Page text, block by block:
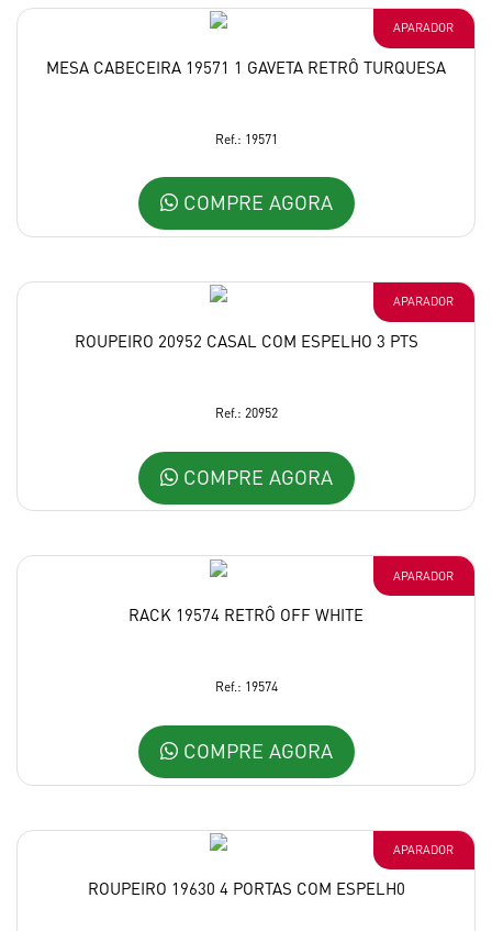
APARADOR
MESA CABECEIRA 19571 1 GAVETA RETRÔ TURQUESA
Ref.: 19571
COMPRE AGORA
APARADOR
ROUPEIRO 20952 CASAL COM ESPELHO 3 PTS
Ref.: 20952
COMPRE AGORA
APARADOR
RACK 19574 RETRÔ OFF WHITE
Ref.: 19574
COMPRE AGORA
APARADOR
ROUPEIRO 19630 4 PORTAS COM ESPELH0